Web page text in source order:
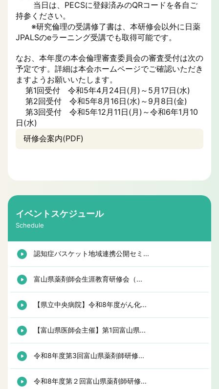
当日は、PECSに登録済みのQRコードを各自ご
持参ください。
※研究倫理の受講修了書は、本研修会以外に日薬
JPALSのeラーニング受講でも取得可能です。
なお、本年度の本会倫理審査委員会の審査受付は次の
予定です。詳細は本会ホームページでご確認いただき
ますようお願いいたします。
第1回受付 令和5年4月24日(月)～5月17日(水)
第2回受付 令和5年8月16日(水)～9月8日(金)
第3回受付 令和5年12月11日(月)～令和6年1月10
日(水)
研修会案内(PDF)
イベントスケジュール
Schedule
認知症バスケット地域連携公開セミ...
富山県薬剤師会生涯教育研修会（...
【県立中央病院】令和8年度がん化...
【富山県医師会主催】第1回富山県...
令和8年度第3回富山県薬剤師研修...
令和8年度第２回富山県薬剤師研修...